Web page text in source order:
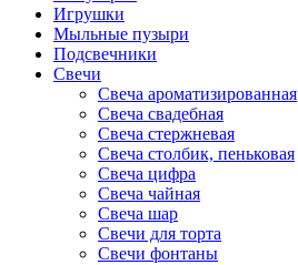
Игрушки
Мыльные пузыри
Подсвечники
Свечи
Свеча ароматизированная
Свеча свадебная
Свеча стержневая
Свеча столбик, пеньковая
Свеча цифра
Свеча чайная
Свеча шар
Свечи для торта
Свечи фонтаны